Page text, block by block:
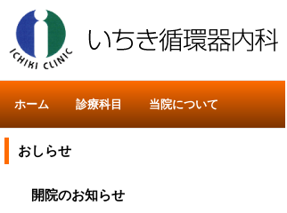
ホーム 診療科目 当院について
おしらせ
開院のお知らせ